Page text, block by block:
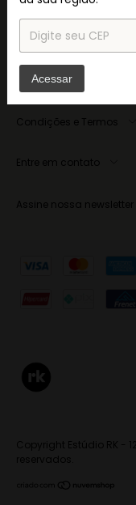
Navegação
Condições e Termos
Entre em contato
Assine nossa newsletter
Copyright Estúdio RK -
reservados.
Acessar